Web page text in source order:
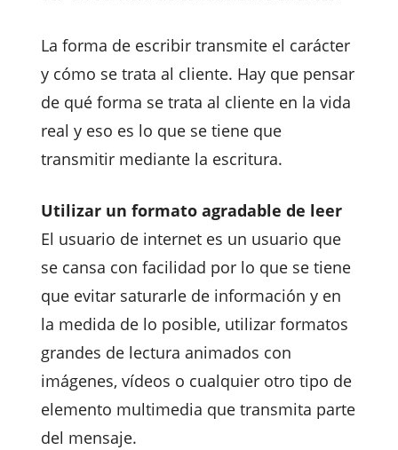
La forma de escribir transmite el carácter
y cómo se trata al cliente. Hay que pensar
de qué forma se trata al cliente en la vida
real y eso es lo que se tiene que
transmitir mediante la escritura.
Utilizar un formato agradable de leer
El usuario de internet es un usuario que
se cansa con facilidad por lo que se tiene
que evitar saturarle de información y en
la medida de lo posible, utilizar formatos
grandes de lectura animados con
imágenes, vídeos o cualquier otro tipo de
elemento multimedia que transmita parte
del mensaje.